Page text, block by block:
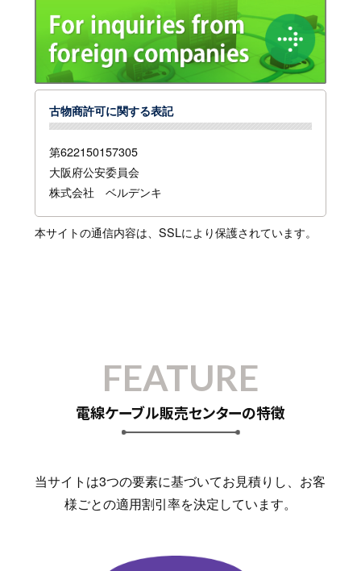
古物商許可に関する表記
第622150157305
大阪府公安委員会
株式会社 ベルデンキ
本サイトの通信内容は、SSLにより保護されています。
FEATURE
電線ケーブル販売センターの特徴
当サイトは3つの要素に基づいてお見積りし、お客
様ごとの適用割引率を決定しています。